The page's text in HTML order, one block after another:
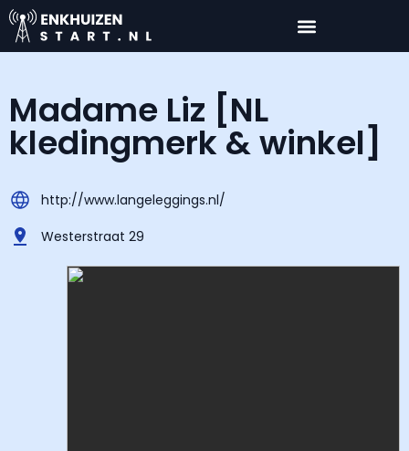
Madame Liz [NL
kledingmerk & winkel]
http://www.langeleggings.nl/
Westerstraat 29